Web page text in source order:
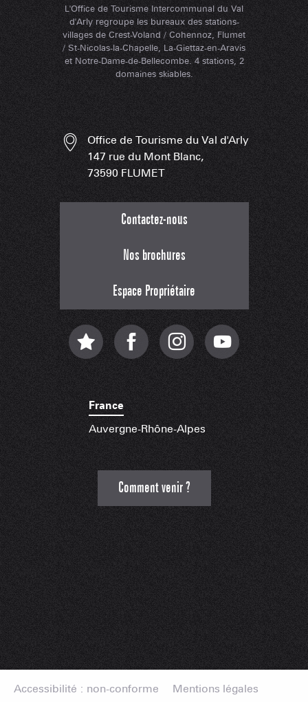
L'Office de Tourisme Intercommunal du Val
d'Arly regroupe les bureaux des stations-
villages de Crest-Voland / Cohennoz, Flumet
/ St-Nicolas-la-Chapelle, La-Giettaz-en-Aravis
et Notre-Dame-de-Bellecombe. 4 stations, 2
domaines skiables.
Office de Tourisme du Val d'Arly
147 rue du Mont Blanc,
73590 FLUMET
Contactez-nous
Nos brochures
Espace Propriétaire
France
Auvergne-Rhône-Alpes
Comment venir ?
Accessibilité : non-conforme
Mentions légales